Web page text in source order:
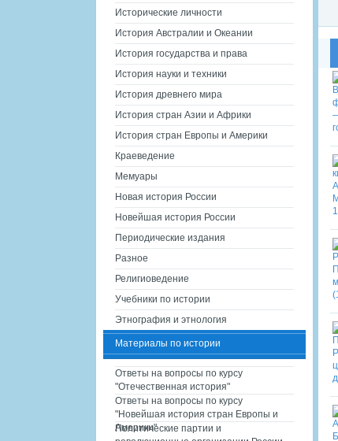
Исторические личности
История Австралии и Океании
История государства и права
История науки и техники
История древнего мира
История стран Азии и Африки
История стран Европы и Америки
Краеведение
Мемуары
Новая история России
Новейшая история России
Периодические издания
Разное
Религиоведение
Учебники по истории
Этнография и этнология
Материалы по истории
Ответы на вопросы по курсу
"Отечественная история"
Ответы на вопросы по курсу
"Новейшая история стран Европы и
Америки"
Политические партии и